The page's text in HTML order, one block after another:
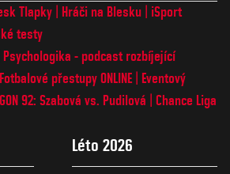
Tlapky Hráči na Blesku
iSport
testy
Psychologika - podcast rozbíjející
Fotbalové přestupy ONLINE
Eventový
92: Szabová vs. Pudilová
Chance Liga
Léto 2026